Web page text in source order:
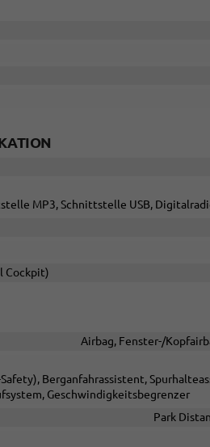
MP3, Schnittstelle USB,
Cockpit)
Airbag, Fenster-/
Berganfahrassistent,
Geschwindigkeitsbegrenzer
Park